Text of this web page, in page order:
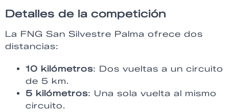
Detalles de la competición
La FNG San Silvestre Palma ofrece dos
distancias:
10 kilómetros: Dos vueltas a un circuito
de 5 km.
5 kilómetros: Una sola vuelta al mismo
circuito.